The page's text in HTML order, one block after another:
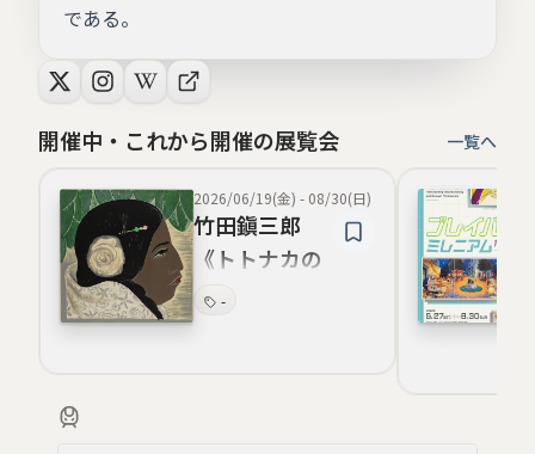
である。
開催中・これから開催の展覧会 一覧へ
2026/06/19(金) - 08/30(日)
竹田鎭三郎
《トトナカの
娘》-